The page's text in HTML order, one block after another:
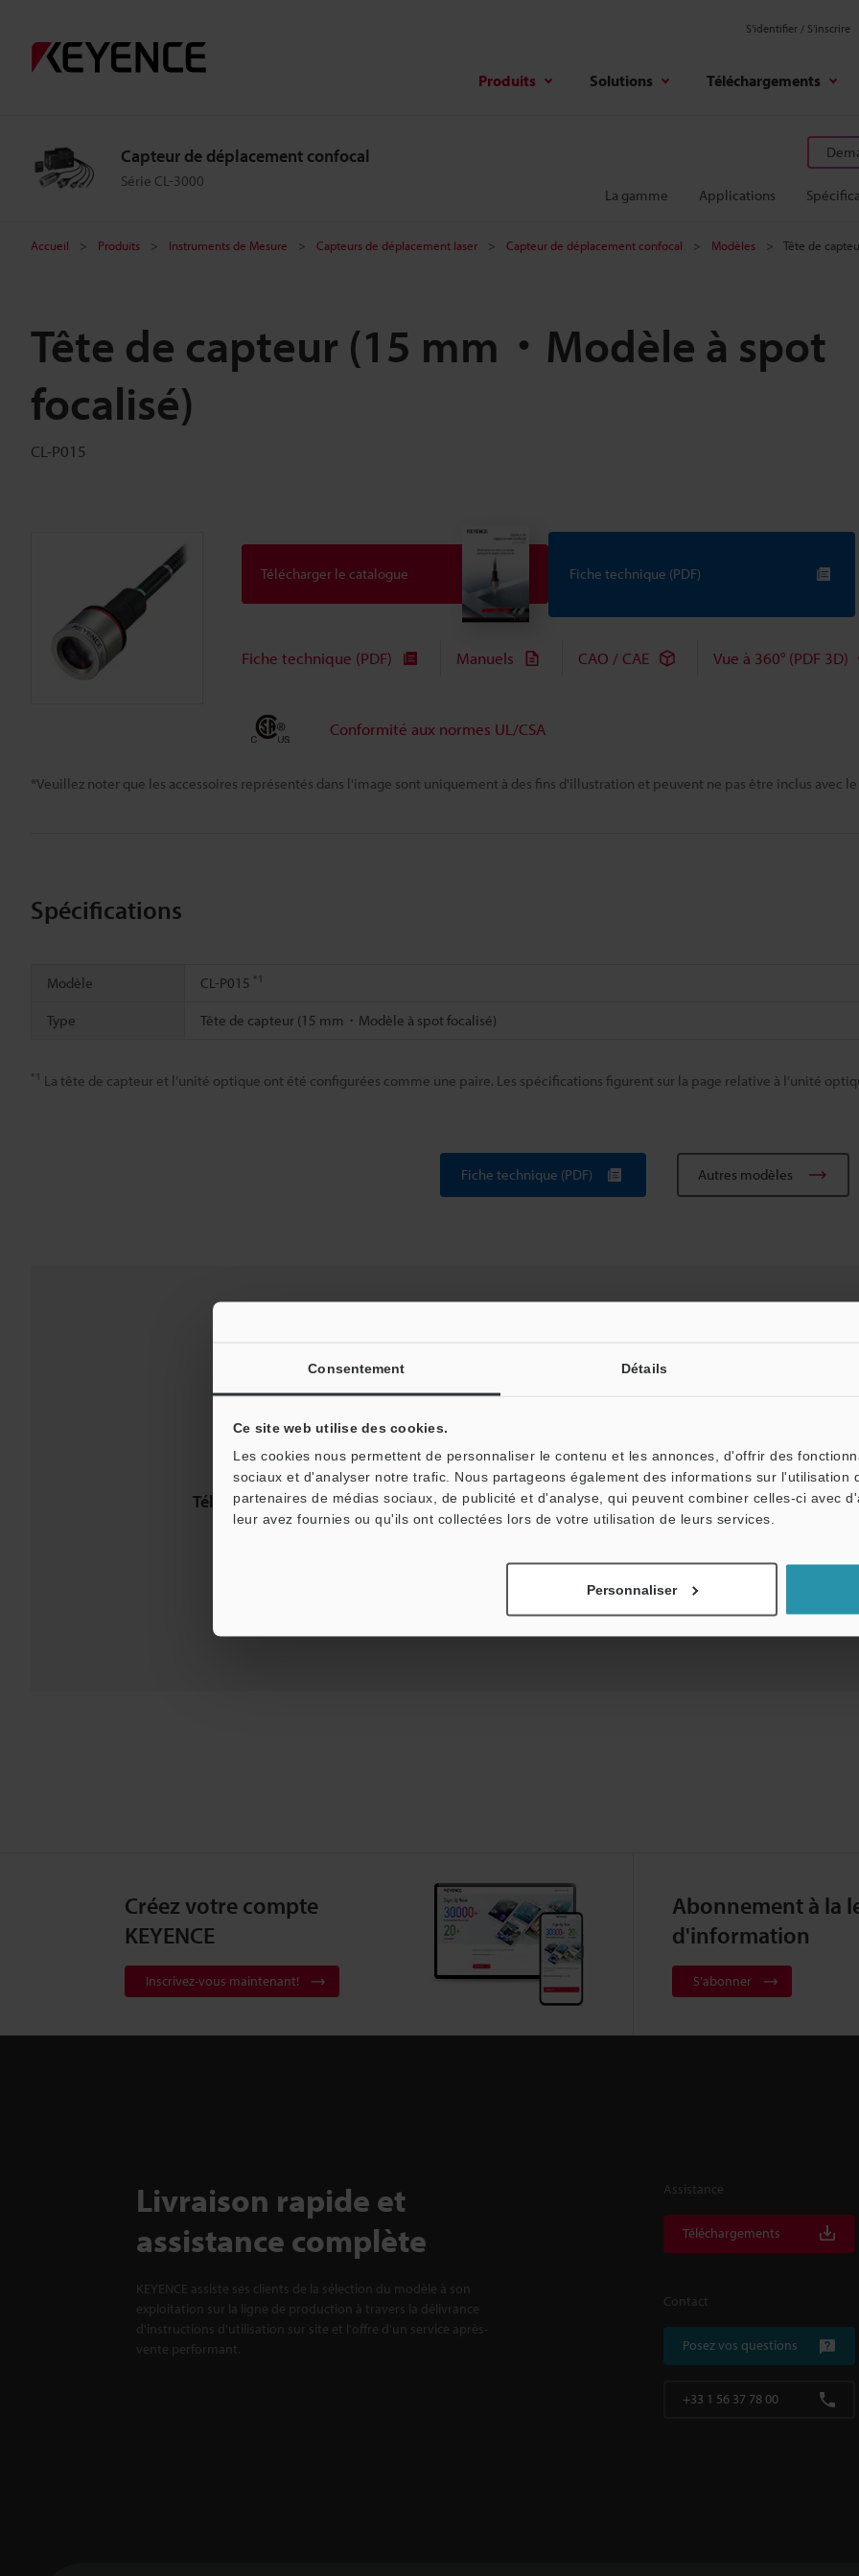
Consentement Détails
Ce site web utilise des cookies.
Les cookies nous permettent de personnaliser le contenu et les annonces, d'offrir des
sociaux et d'analyser notre trafic. Nous partageons également des informations sur l'utilisation
partenaires de médias sociaux, de publicité et d'analyse, qui peuvent combiner celles-ci avec
leur avez fournies ou qu'ils ont collectées lors de votre utilisation de leurs services.
Personnaliser
S'identifier / S’inscrire
Produits Solutions Téléchargements
Capteur de déplacement confocal
Série CL-3000
La gamme Applications
Accueil Produits Instruments de Mesure Capteurs de déplacement laser Capteur de déplacement confocal Modèles Tête de
Tête de capteur (15 mm・Modèle à spot
focalisé)
CL-P015
*Veuillez noter que les accessoires représentés dans l'image sont uniquement à des fins d'illustration et peuvent ne pas être inclus avec
Télécharger le catalogue Fiche technique (PDF)
Fiche technique (PDF) Manuels CAO / CAE Vue à 360° (PDF 3D)
Conformité aux normes UL/CSA
Spécifications
Modèle CL-P015 *1
Type Tête de capteur (15 mm・Modèle à spot focalisé)
*1 La tête de capteur et l’unité optique ont été configurées comme une paire. Les spécifications figurent sur la page relative à l’unité
Fiche technique (PDF) Autres modèles
Télécharger le catalogue
Téléchargements: Guides techniques Fiche technique (PDF) CAO / CAE
Créez votre compte
KEYENCE
Inscrivez-vous maintenant!
Abonnement à la
d'information
S'abonner
Livraison rapide et
assistance complète
KEYENCE assiste ses clients de la sélection du modèle à son
exploitation sur la ligne de production à travers la délivrance
d'instructions d'utilisation sur site et l'offre d'un service après-
vente performant.
Assistance
Téléchargements
Contact
Posez vos questions
+33 1 56 37 78 00